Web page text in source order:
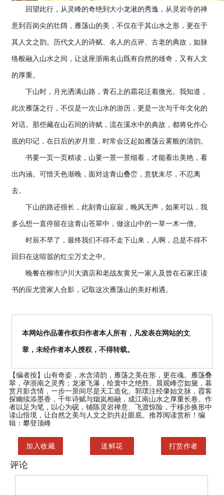
回望此行，从灵峰的奇绝到大小龙湫的秀逸，从灵岩寺的禅
意到百岗尖的壮阔，雁荡山的美，不仅在于其山水之形，更在于
其人文之韵。历代文人的诗赋、名人的点评、古老的典故，如脉
络般融入山水之间，让这座浙南名山既有自然的雄奇，又有人文
的厚重。
下山时，月光洒满山路，青石上的霜花泛着微光。我知道，
此次雁荡之行，不仅是一次山水的游历，更是一次与千年文化的
对话。那些藏在山石间的诗赋，流在溪水中的典故，都将化作心
底的印记，在日后的岁月里，时常会泛起如雁荡云雾般的清韵。
书要一页一页精读，山要一景一景细看，才能看出美艳，看
出内涵。可惜天色渐晚，面对这青山叠峦，意犹未尽，不忍离
去。
下山的路还很长，此刻青山寂寂，晚风无声，如果可以，我
多么想一直停留在这青山苍翠中，做这山中的一草一木一僧。
时辰不早了，最终我们不得不走下山来，人啊，总是不得不
回归在这喧嚣的红尘万丈之中。
晚餐在柳市沪川大酒店和老战友黄兄一家人及曾在石家庄读
书的应尤贤家人合影，记取这次雁荡山的美好相遇。
本网站作品著作权归作者本人所有，凡发表在网站的文
章，未经作者本人授权，不得转载。
【编者按】 山有奇姿，水含清韵，雁荡之美在形，更在魂。雁荡叠
翠，孕浙南之灵秀；龙湫飞瀑，绘寰中之绝胜。晨观峰峦如黛，暮
赏月影含情，一步一景间尽是天工造化。郭璞注经肇始文脉，霞客
探幽续添墨香，千年诗赋与烟岚相融，成江南山水之厚重长卷。作
者以足为笔，以心为砚，铺陈灵岩禅意、飞渡惊险，于移步换形中
读山悟境，让自然之美与人文之韵共赴眼底。推荐阅读赏析！编
辑：攀登顶峰
加入收藏 送鲜花 打赏作者
评论